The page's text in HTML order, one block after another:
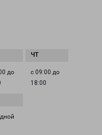
до
с 09:00 до
18:00